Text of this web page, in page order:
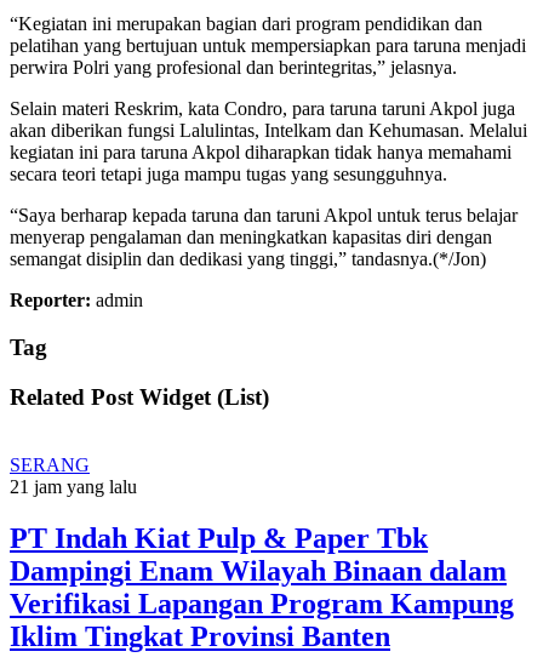
“Kegiatan ini merupakan bagian dari program pendidikan dan
pelatihan yang bertujuan untuk mempersiapkan para taruna menjadi
perwira Polri yang profesional dan berintegritas,” jelasnya.
Selain materi Reskrim, kata Condro, para taruna taruni Akpol juga
akan diberikan fungsi Lalulintas, Intelkam dan Kehumasan. Melalui
kegiatan ini para taruna Akpol diharapkan tidak hanya memahami
secara teori tetapi juga mampu tugas yang sesungguhnya.
“Saya berharap kepada taruna dan taruni Akpol untuk terus belajar
menyerap pengalaman dan meningkatkan kapasitas diri dengan
semangat disiplin dan dedikasi yang tinggi,” tandasnya.(*/Jon)
Reporter: admin
Tag
Related Post Widget (List)
SERANG
21 jam yang lalu
PT Indah Kiat Pulp & Paper Tbk
Dampingi Enam Wilayah Binaan dalam
Verifikasi Lapangan Program Kampung
Iklim Tingkat Provinsi Banten